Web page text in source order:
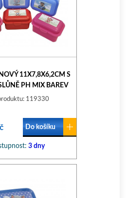
11X7,8X6,2CM S
PH MIX BAREV
119330
Do košíku
3 dny